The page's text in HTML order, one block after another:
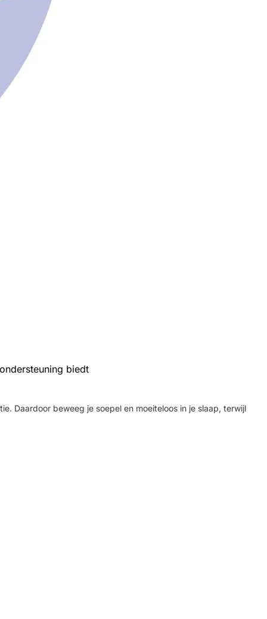
Daardoor beweeg je soepel en moeiteloos in je slaap, terwijl